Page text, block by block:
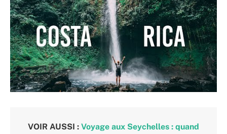
VOIR AUSSI : Voyage aux Seychelles : quand